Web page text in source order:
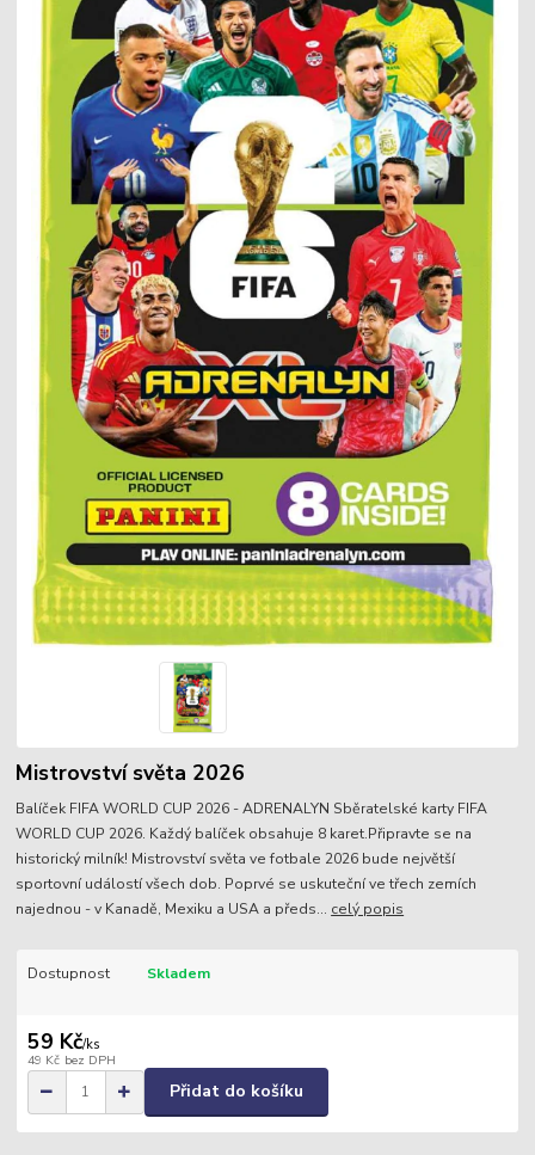
Mistrovství světa 2026
Balíček FIFA WORLD CUP 2026 - ADRENALYN Sběratelské karty FIFA
WORLD CUP 2026. Každý balíček obsahuje 8 karet.Připravte se na
historický milník! Mistrovství světa ve fotbale 2026 bude největší
sportovní událostí všech dob. Poprvé se uskuteční ve třech zemích
najednou - v Kanadě, Mexiku a USA a předs... celý popis
Dostupnost Skladem
59 Kč/ks
49 Kč bez DPH
Přidat do košíku